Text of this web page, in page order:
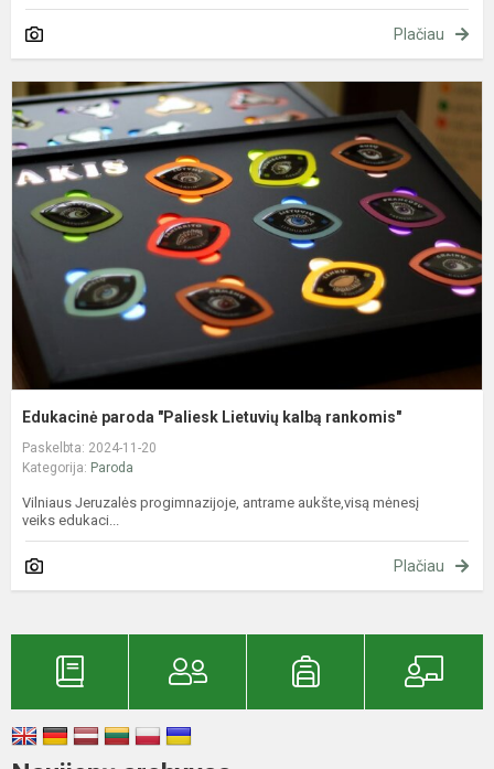
Plačiau
Edukacinė paroda "Paliesk Lietuvių kalbą rankomis"
Paskelbta: 2024-11-20
Kategorija: Paroda
Vilniaus Jeruzalės progimnazijoje, antrame aukšte,visą mėnesį
veiks edukaci...
Plačiau